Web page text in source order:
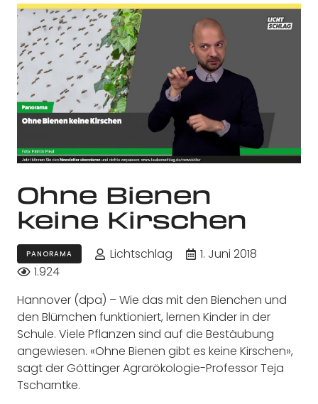
Ohne Bienen
keine Kirschen
PANORAMA Lichtschlag
1. Juni 2018
1.924
Hannover (dpa) – Wie das mit den Bienchen und
den Blümchen funktioniert, lernen Kinder in der
Schule. Viele Pflanzen sind auf die Bestäubung
angewiesen. «Ohne Bienen gibt es keine Kirschen»,
sagt der Göttinger Agrarökologie-Professor Teja
Tscharntke.